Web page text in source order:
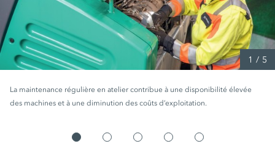
La maintenance régulière en atelier contribue à une disponibilité élevée
des machines et à une diminution des coûts d’exploitation.
1 / 5